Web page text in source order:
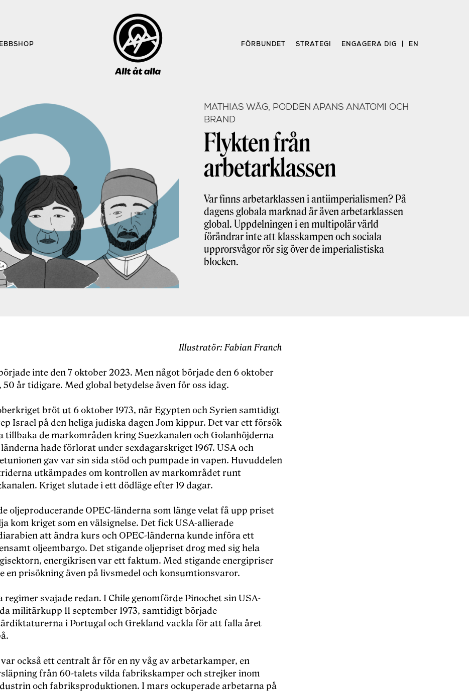
FÖRBUNDET STRATEGI ENGAGERA DIG EN
MATHIAS WÅG, PODDEN APANS ANATOMI OCH
BRAND
Flykten från
arbetarklassen
Var finns arbetarklassen i antiimperialismen? På
dagens globala marknad är även arbetarklassen
global. Uppdelningen i en multipolär värld
förändrar inte att klasskampen och sociala
upprorsvågor rör sig över de imperialistiska
blocken.
Illustratör: Fabian Franch
inte den 7 oktober 2023. Men något började den 6 oktober
50 år tidigare. Med global betydelse även för oss idag.
bröt ut 6 oktober 1973, när Egypten och Syrien samtidigt
Israel på den heliga judiska dagen Jom kippur. Det var ett försök
tillbaka de markområden kring Suezkanalen och Golanhöjderna
hade förlorat under sexdagarskriget 1967. USA och
gav var sin sida stöd och pumpade in vapen. Huvuddelen
utkämpades om kontrollen av markområdet runt
Kriget slutade i ett dödläge efter 19 dagar.
oljeproducerande OPEC-länderna som länge velat få upp priset
kom kriget som en välsignelse. Det fick USA-allierade
att ändra kurs och OPEC-länderna kunde införa ett
oljeembargo. Det stigande oljepriset drog med sig hela
energikrisen var ett faktum. Med stigande energipriser
en prisökning även på livsmedel och konsumtionsvaror.
regimer svajade redan. I Chile genomförde Pinochet sin USA-
militärkupp 11 september 1973, samtidigt började
i Portugal och Grekland vackla för att falla året
var också ett centralt år för en ny våg av arbetarkamper, en
från 60-talets vilda fabrikskamper och strejker inom
och fabriksproduktionen. I mars ockuperade arbetarna på